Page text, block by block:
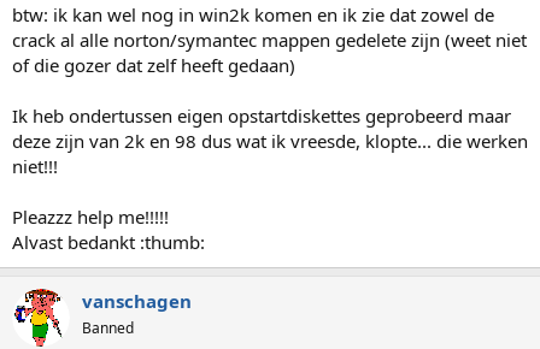
btw: ik kan wel nog in win2k komen en ik zie dat zowel de
crack al alle norton/symantec mappen gedelete zijn (weet niet
of die gozer dat zelf heeft gedaan)
Ik heb ondertussen eigen opstartdiskettes geprobeerd maar
deze zijn van 2k en 98 dus wat ik vreesde, klopte... die werken
niet!!!
Pleazzz help me!!!!!
Alvast bedankt :thumb:
vanschagen
Banned